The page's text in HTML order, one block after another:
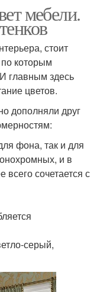
мебели.
стоит
которым
главным здесь
цветов.
дополняли друг
фона, так и для
и в
всего сочетается с
серый,